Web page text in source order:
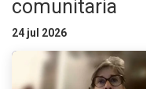
comunitaria
24 jul 2026